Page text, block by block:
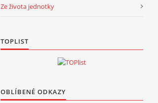
Ze života jednotky
TOPLIST
OBLÍBENÉ ODKAZY